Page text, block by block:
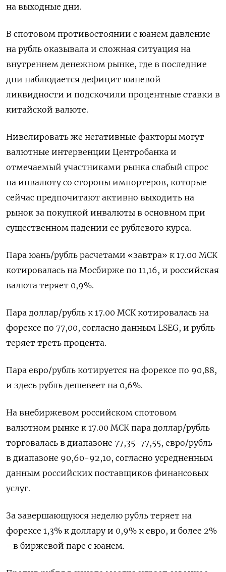
на выходные дни.
В ⁠спотовом противостоянии с юанем давление
на рубль оказывала и сложная ситуация на
внутреннем денежном рынке, где в последние
дни наблюдается дефицит юаневой
ликвидности и подскочили процентные ставки в
китайской валюте.
Нивелировать же негативные факторы могут
валютные интервенции Центробанка и
отмечаемый участниками рынка слабый спрос
на инвалюту со стороны импортеров, которые
⁠сейчас предпочитают активно выходить на
рынок за покупкой ​инвалюты в основном при
существенном падении ее рублевого курса.
Пара юань/⁠рубль расчетами «завтра» к 17.00 МСК
котировалась на Мосбирже по 11,16, и российская
валюта теряет 0,9%.
Пара доллар/рубль к 17.00 МСК котировалась ⁠на
форексе по 77,00, согласно данным LSEG, и рубль
теряет треть процента.
Пара евро/рубль котируется на форексе по 90,88,
и здесь рубль ‌дешевеет на 0,6%.
На внебиржевом российском спотовом
валютном рынке к 17.00 МСК пара доллар/рубль
торговалась в диапазоне ‍77,35-77,55, евро/рубль -
в диапазоне 90,60-92,10, согласно усредненным
данным российских поставщиков финансовых
услуг.
За завершающуюся неделю ‌рубль теряет на
форексе 1,3% к доллару и 0,9% к евро, и более 2%
- в биржевой паре с юанем.